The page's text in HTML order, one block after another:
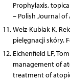
Prophylaxis,
– Polish Journal of
Welz-Kubiak K,
pielęgnacji skóry.
Eichenfield LF,
management of
treatment of